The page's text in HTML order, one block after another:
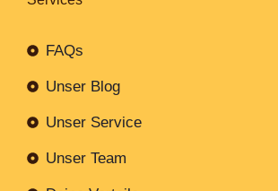
FAQs
Unser Blog
Unser Service
Unser Team